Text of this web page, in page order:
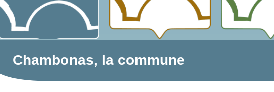
Chambonas, la commune